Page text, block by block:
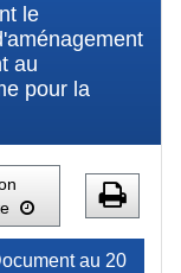
le
au
pour la
au 20